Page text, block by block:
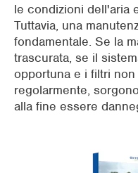
le condizioni dell'aria
Tuttavia, una
fondamentale. Se la
trascurata, se il
opportuna e i filtri
regolarmente,
alla fine essere